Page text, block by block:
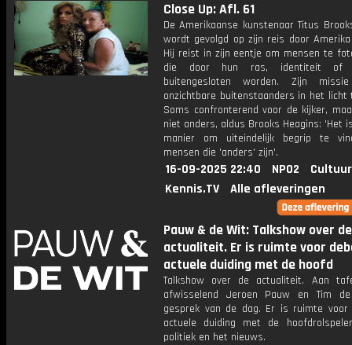
Close Up: Afl. 61
De Amerikaanse kunstenaar Titus
wordt gevolgd op zijn reis door
Hij reist in zijn eentje om mensen te
die door hun ras, identiteit of
buitengesloten worden. Zijn
onzichtbare buitenstaanders in het licht
Soms confronterend voor de kijker,
niet anders, aldus Brooks Heagins: 'Het
manier om uiteindelijk begrip te
mensen die 'anders' zijn'.
16-09-2025 22:40 NPO2
Kennis.TV
Alle afleveringen
Pauw & de Wit: Talkshow over de
actualiteit. Er is ruimte voor
actuele duiding met de hoofd
Talkshow over de actualiteit. Aan
afwisselend Jeroen Pauw en Tim
gesprek van de dag. Er is ruimte
actuele duiding met de
politiek en het nieuws.